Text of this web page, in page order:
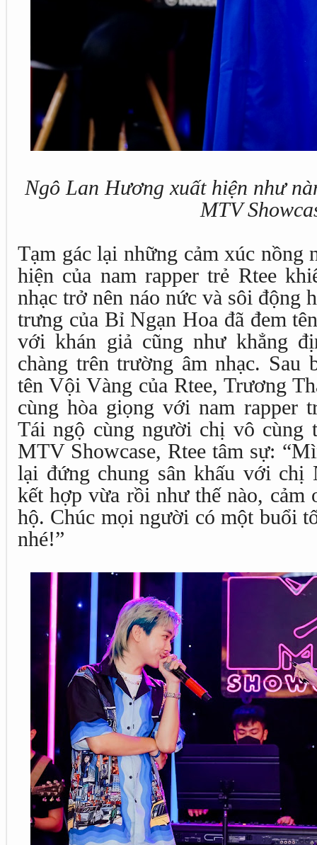
Ngô Lan Hương xuất hiện như
MTV
Tạm gác lại những cảm xúc nồng
hiện của nam rapper trẻ Rtee
nhạc trở nên náo nức và sôi động
trưng của Bỉ Ngạn Hoa đã đem
với khán giả cũng như khẳng
chàng trên trường âm nhạc. Sau
tên Vội Vàng của Rtee, Trương
cùng hòa giọng với nam rapper
Tái ngộ cùng người chị vô cùng
MTV Showcase, Rtee tâm sự:
lại đứng chung sân khấu với chị
kết hợp vừa rồi như thế nào, cảm
hộ. Chúc mọi người có một buổi
nhé!”